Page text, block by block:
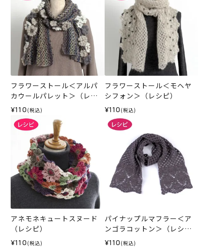
フラワーストール＜アルパ
カウールパレット＞（レシ
ピ）
¥110 (税込)
フラワーストール＜モヘヤ
シフォン＞（レシピ）
¥110 (税込)
アネモネキュートスヌード
（レシピ）
¥110 (税込)
パイナップルマフラー＜ア
ンゴラコットン＞（レシ
ピ）
¥110 (税込)